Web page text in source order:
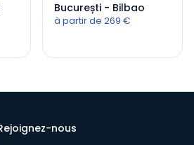
București - Bilbao
à partir de 269 €
nous